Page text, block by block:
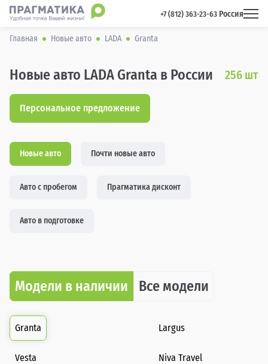
+7 (812) 363-23-63 Россия
Главная Новые авто LADA Granta
Новые авто LADA Granta в России 256 шт
Персональное предложение
Новые авто Почти новые авто
Авто с пробегом Прагматика дисконт
Авто в подготовке
Модели в наличии Все модели
Granta Largus
Vesta Niva Travel